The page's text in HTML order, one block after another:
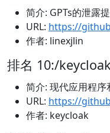
简介: GPTs的泄露
URL: https://
作者: linexjlin
排名 10:/
简介: 现代应用程
URL: https://
作者: keycloak